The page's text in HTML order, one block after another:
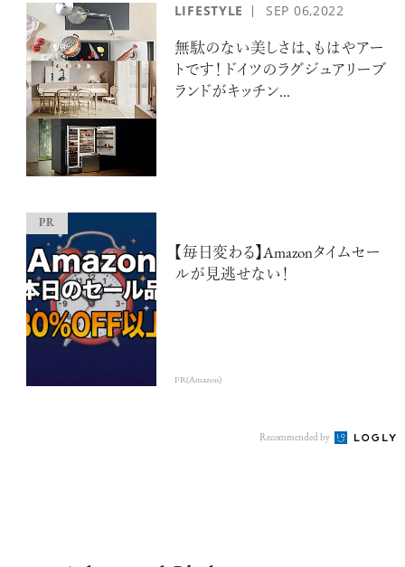
LIFESTYLE SEP 06,2022
無駄のない美しさは、もはやアー
トです！ ドイツのラグジュアリーブ
ランドがキッチン...
【毎日変わる】Amazonタイムセー
ルが見逃せない！
PR(Amazon)
Recommended by